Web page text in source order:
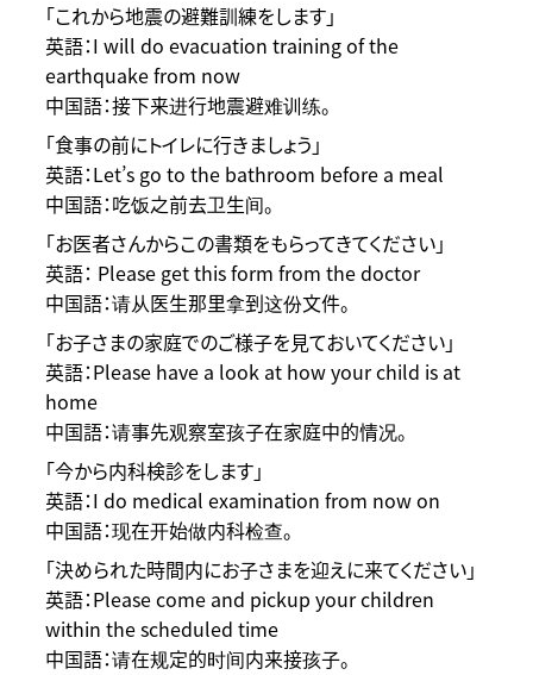
「これから地震の避難訓練をします」
英語：I will do evacuation training of the
earthquake from now
中国語：接下来进行地震避难训练。
「食事の前にトイレに行きましょう」
英語：Let’s go to the bathroom before a meal
中国語：吃饭之前去卫生间。
「お医者さんからこの書類をもらってきてください」
英語： Please get this form from the doctor
中国語：请从医生那里拿到这份文件。
「お子さまの家庭でのご様子を見ておいてください」
英語：Please have a look at how your child is at
home
中国語：请事先观察室孩子在家庭中的情况。
「今から内科検診をします」
英語：I do medical examination from now on
中国語：现在开始做内科检查。
「決められた時間内にお子さまを迎えに来てください」
英語：Please come and pickup your children
within the scheduled time
中国語：请在规定的时间内来接孩子。